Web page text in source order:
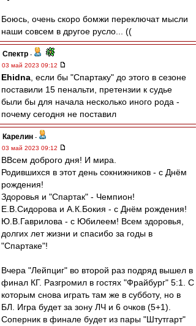
Боюсь, очень скоро бомжи переключат мысли
наши совсем в другое русло... ((
Спектр -
03 май 2023 09:12
Ehidna , если бы "Спартаку" до этого в сезоне
поставили 15 пенальти, претензии к судье
были бы для начала несколько иного рода -
почему сегодня не поставил
Карелин -
03 май 2023 09:12
ВВсем доброго дня! И мира.
Родившихся в этот день сокнижников - с Днём
рождения!
Здоровья и "Спартак" - Чемпион!
Е.В.Сидорова и А.К.Бокия - с Днём рождения!
Ю.В.Гаврилова - с Юбилеем! Всем здоровья,
долгих лет жизни и спасибо за годы в
"Спартаке"!
Вчера "Лейпциг" во второй раз подряд вышел в
финал КГ. Разгромил в гостях "Фрайбург" 5:1. С
которым снова играть там же в субботу, но в
БЛ. Игра будет за зону ЛЧ и 6 очков (5+1).
Соперник в финале будет из пары "Штутгарт"